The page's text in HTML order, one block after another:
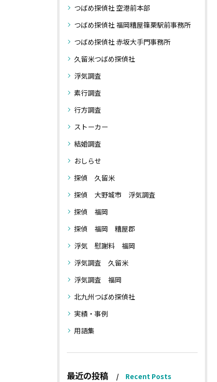
つばめ探偵社 空港前本部
つばめ探偵社 福岡糟屋篠栗駅前事務所
つばめ探偵社 赤坂大手門事務所
久留米つばめ探偵社
浮気調査
素行調査
行方調査
ストーカー
結婚調査
おしらせ
探偵 久留米
探偵 大野城市 浮気調査
探偵 福岡
探偵 福岡 糟屋郡
浮気 慰謝料 福岡
浮気調査 久留米
浮気調査 福岡
北九州つばめ探偵社
実績・事例
用語集
最近の投稿 Recent Posts